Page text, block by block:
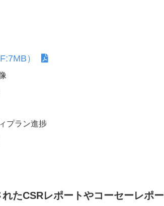
ライゼーション支援
害等における当社支
コーセ
）
プラン進捗
たCSRレポートやコーセーレポ